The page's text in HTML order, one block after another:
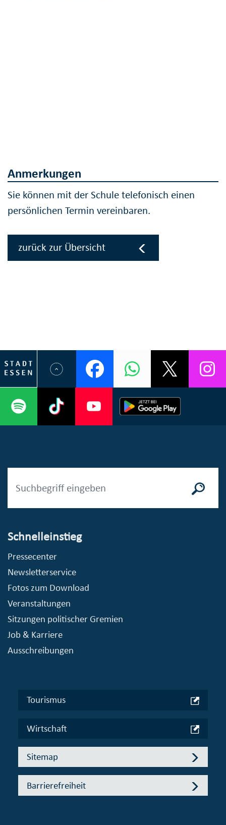
Anmerkungen
Sie können mit der Schule telefonisch einen
persönlichen Termin vereinbaren.
zurück zur Übersicht
Schnelleinstieg
Pressecenter
Newsletterservice
Fotos zum Download
Veranstaltungen
Sitzungen politischer Gremien
Job & Karriere
Ausschreibungen
Tourismus
Wirtschaft
Sitemap
Barrierefreiheit